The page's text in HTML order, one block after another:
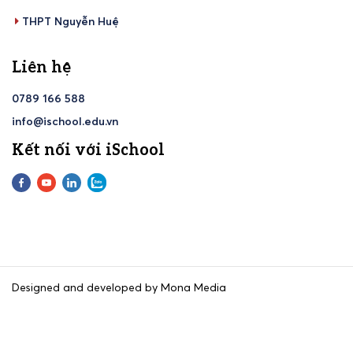
THPT Nguyễn Huệ
Liên hệ
0789 166 588
info@ischool.edu.vn
Kết nối với iSchool
Designed and developed by Mona Media